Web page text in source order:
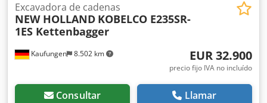
Kaufungen 8.502 km
Excavadora de cadenas
NEW HOLLAND KOBELCO E235SR-
1ES Kettenbagger
EUR 32.900
precio fijo IVA no incluído
Consultar Llamar